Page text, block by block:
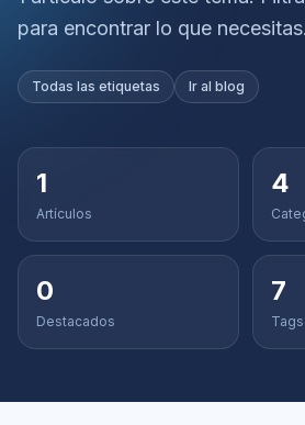
para encontrar lo que necesitas.
Todas las etiquetas Ir al blog
1
Artículos
4
0
Destacados
7